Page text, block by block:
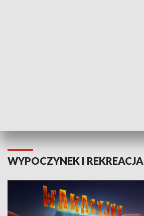
WYPOCZYNEK I REKREACJA